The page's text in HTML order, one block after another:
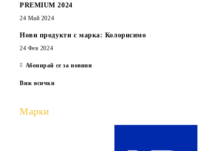
PREMIUM 2024
24 Май 2024
Нови продукти с марка: Колорисимо
24 Фев 2024
Абонирай се за новини
Виж всички
Марки